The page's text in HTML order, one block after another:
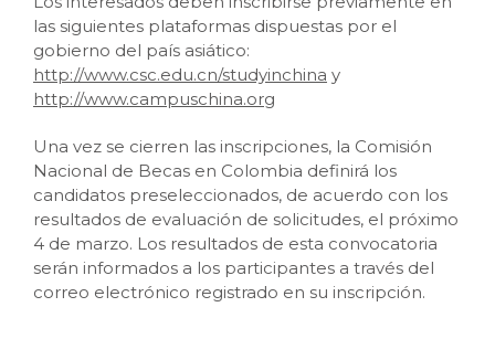
las siguientes plataformas dispuestas por el
gobierno del país asiático:
http://www.csc.edu.cn/studyinchina y
http://www.campuschina.org
Una vez se cierren las inscripciones, la Comisión
Nacional de Becas en Colombia definirá los
candidatos preseleccionados, de acuerdo con los
resultados de evaluación de solicitudes, el próximo
4 de marzo. Los resultados de esta convocatoria
serán informados a los participantes a través del
correo electrónico registrado en su inscripción.